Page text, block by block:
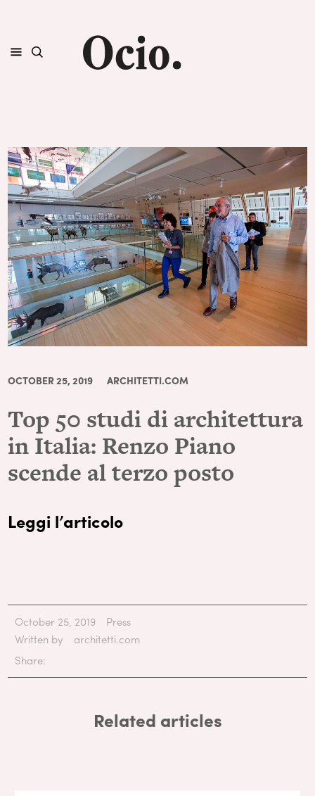
OCTOBER 25, 2019 ARCHITETTI.COM
Top 50 studi di architettura
in Italia: Renzo Piano
scende al terzo posto
Leggi l’articolo
October 25, 2019
Press
Written by
architetti.com
Share:
Related articles